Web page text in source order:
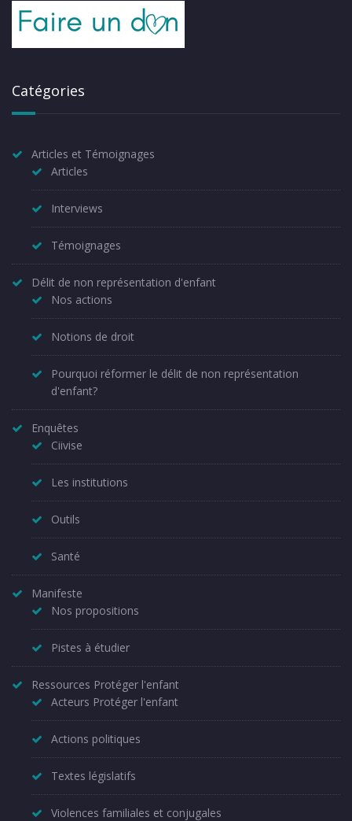
Catégories
Articles et Témoignages
Articles
Interviews
Témoignages
Délit de non représentation d'enfant
Nos actions
Notions de droit
Pourquoi réformer le délit de non représentation
d'enfant?
Enquêtes
Ciivise
Les institutions
Outils
Santé
Manifeste
Nos propositions
Pistes à étudier
Ressources Protéger l'enfant
Acteurs Protéger l'enfant
Actions politiques
Textes législatifs
Violences familiales et conjugales